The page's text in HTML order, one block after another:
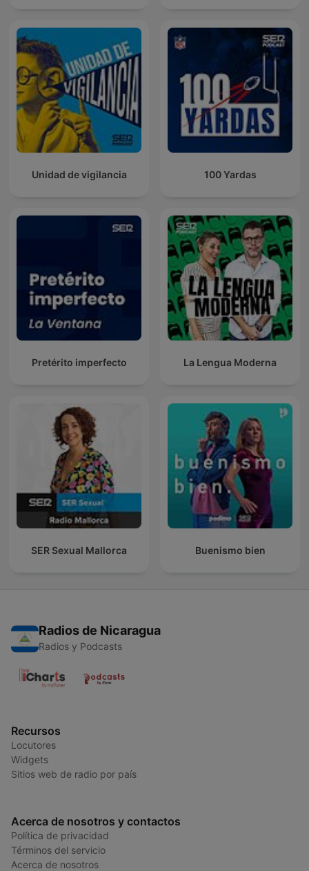
Unidad de vigilancia 100 Yardas
Pretérito imperfecto La Lengua Moderna
SER Sexual Mallorca Buenismo bien
Radios de Nicaragua
Radios y Podcasts
Recursos
Locutores
Widgets
Sitios web de radio por país
Acerca de nosotros y contactos
Política de privacidad
Términos del servicio
Acerca de nosotros